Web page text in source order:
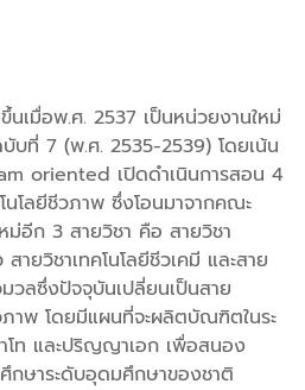
นเมื่อพ.ศ. 2537 เป็นหน่วยงานใหม่
บที่ 7 (พ.ศ. 2535-2539) โดยเน้น
oriented เปิดดำเนินการสอน 4
นโลยีชีวภาพ ซึ่งโอนมาจากคณะ
ม่อีก 3 สายวิชา คือ สายวิชา
ายวิชาเทคโนโลยีชีวเคมี และสาย
วลซึ่งปัจจุบันเปลี่ยนเป็นสาย
าพ โดยมีแผนที่จะผลิตบัณฑิตในระ
ท และปริญญาเอก เพื่อสนอง
กษาระดับอุดมศึกษาของชาติ